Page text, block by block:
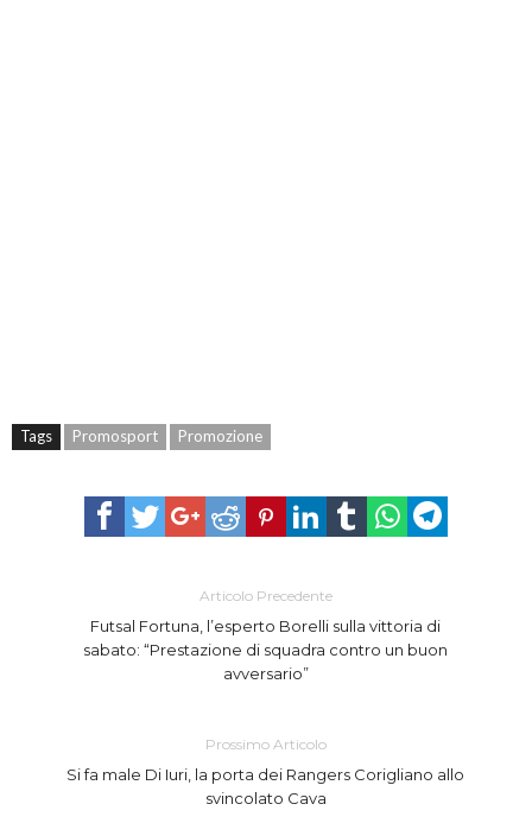
Tags Promosport Promozione
Articolo Precedente
Futsal Fortuna, l’esperto Borelli sulla vittoria di
sabato: “Prestazione di squadra contro un buon
avversario”
Prossimo Articolo
Si fa male Di Iuri, la porta dei Rangers Corigliano allo
svincolato Cava